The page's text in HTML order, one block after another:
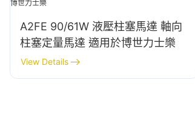
A2FE 90/61W 液壓柱塞馬達 軸向
柱塞定量馬達 適用於博世力士樂
View Details